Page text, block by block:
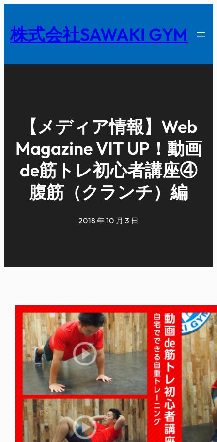
を
キ
株式会社SAWAKI GYM
【メディア情報】Web
Magazine VIT UP！動画
de筋トレ初心者講座④
腹筋（クランチ）編
2018 年 10 月 3 日